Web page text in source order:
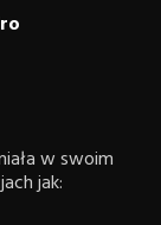
w swoim
jak: